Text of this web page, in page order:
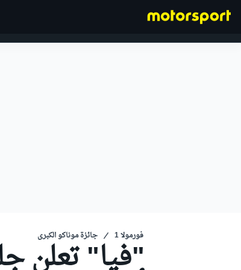
فورمولا 1 جائزة موناكو الكبرى
"فيا" تعلن